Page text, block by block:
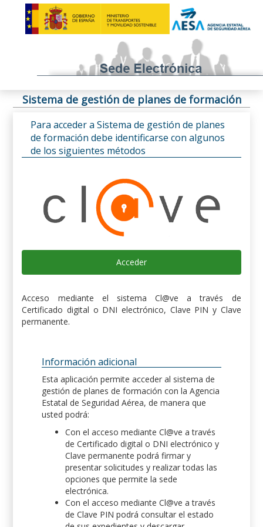
Sistema de gestión de planes de formación
Para acceder a Sistema de gestión de planes
de formación debe identificarse con algunos
de los siguientes métodos
Acceder
Acceso mediante el sistema Cl@ve a través de
Certificado digital o DNI electrónico, Clave PIN y Clave
permanente.
Información adicional
Esta aplicación permite acceder al sistema de
gestión de planes de formación con la Agencia
Estatal de Seguridad Aérea, de manera que
usted podrá:
Con el acceso mediante Cl@ve a través
de Certificado digital o DNI electrónico y
Clave permanente podrá firmar y
presentar solicitudes y realizar todas las
opciones que permite la sede
electrónica.
Con el acceso mediante Cl@ve a través
de Clave PIN podrá consultar el estado